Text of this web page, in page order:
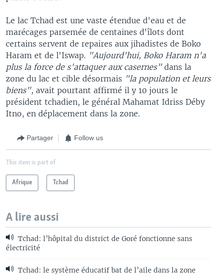
Le lac Tchad est une vaste étendue d'eau et de
marécages parsemée de centaines d'îlots dont
certains servent de repaires aux jihadistes de Boko
Haram et de l'Iswap. "Aujourd'hui, Boko Haram n'a
plus la force de s'attaquer aux casernes"dans la
zone du lac et cible désormais "la population et leurs
biens", avait pourtant affirmé il y 10 jours le
président tchadien, le général Mahamat Idriss Déby
Itno, en déplacement dans la zone.
Partager Follow us
This item is part of
Afrique Tchad
A lire aussi
Tchad: l’hôpital du district de Goré fonctionne sans
électricité
Tchad: le système éducatif bat de l’aile dans la zone